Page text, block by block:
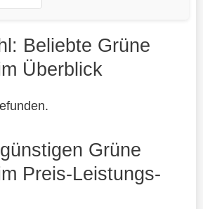
Beliebte Grüne
Überblick
Grüne
Preis-Leistungs-